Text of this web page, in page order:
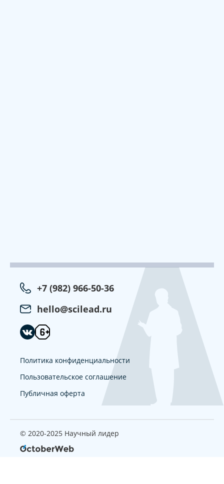
+7 (982) 966-50-36
hello@scilead.ru
Политика конфиденциальности
Пользовательское соглашение
Публичная оферта
© 2020-2025 Научный лидер